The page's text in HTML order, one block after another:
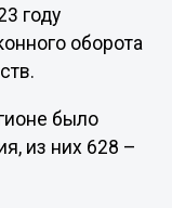
году
оборота
было
из них 628 –